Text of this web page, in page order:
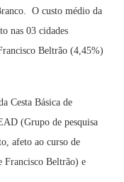
O custo médio da
nas 03 cidades
Beltrão (4,45%)
Cesta Básica de
(Grupo de pesquisa
afeto ao curso de
Francisco Beltrão) e